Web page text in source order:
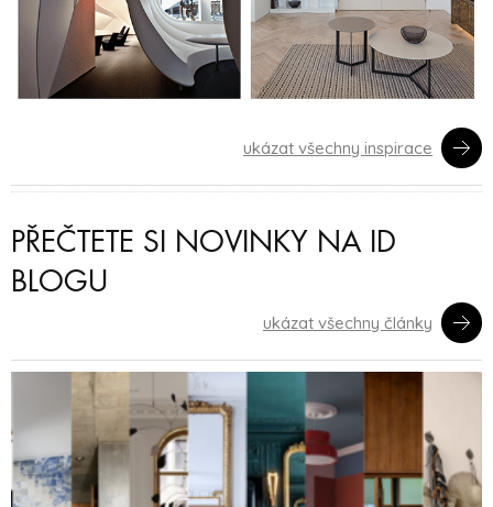
ukázat všechny inspirace
PŘEČTETE SI NOVINKY NA ID
BLOGU
ukázat všechny články